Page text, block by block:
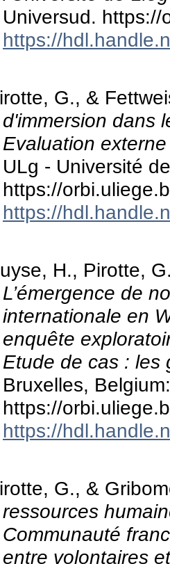
Universud.
https://
G., &
d'immersion dans
Evaluation
ULg - Université
https://
https://
H., Pirotte,
L’émergence de
internationale en
enquête
Etude de cas : les
Bruxelles,
https://
https://
G., &
ressources
Communauté
entre volontaires